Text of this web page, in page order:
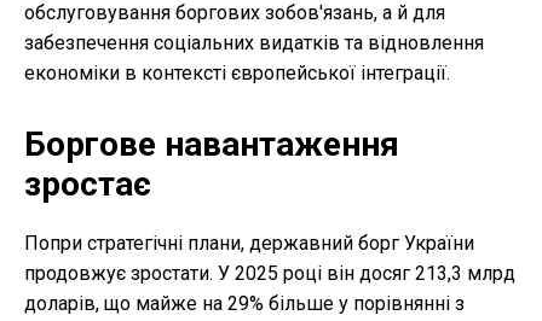
обслуговування боргових зобов'язань, а й для
забезпечення соціальних видатків та відновлення
економіки в контексті європейської інтеграції.
Боргове навантаження
зростає
Попри стратегічні плани, державний борг України
продовжує зростати. У 2025 році він досяг 213,3 млрд
доларів, що майже на 29% більше у порівнянні з